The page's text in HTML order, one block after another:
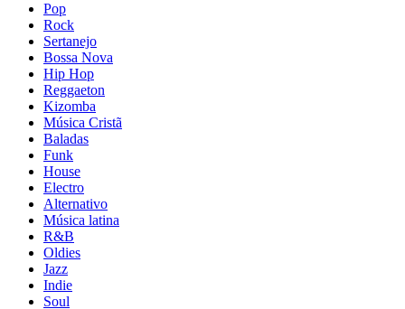
Pop
Rock
Sertanejo
Bossa Nova
Hip Hop
Reggaeton
Kizomba
Música Cristã
Baladas
Funk
House
Electro
Alternativo
Música latina
R&B
Oldies
Jazz
Indie
Soul